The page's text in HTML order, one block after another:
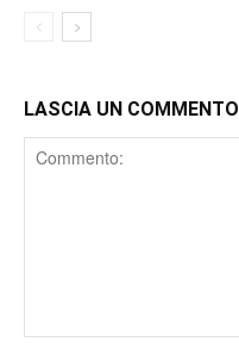
LASCIA UN COMMENTO
Comment